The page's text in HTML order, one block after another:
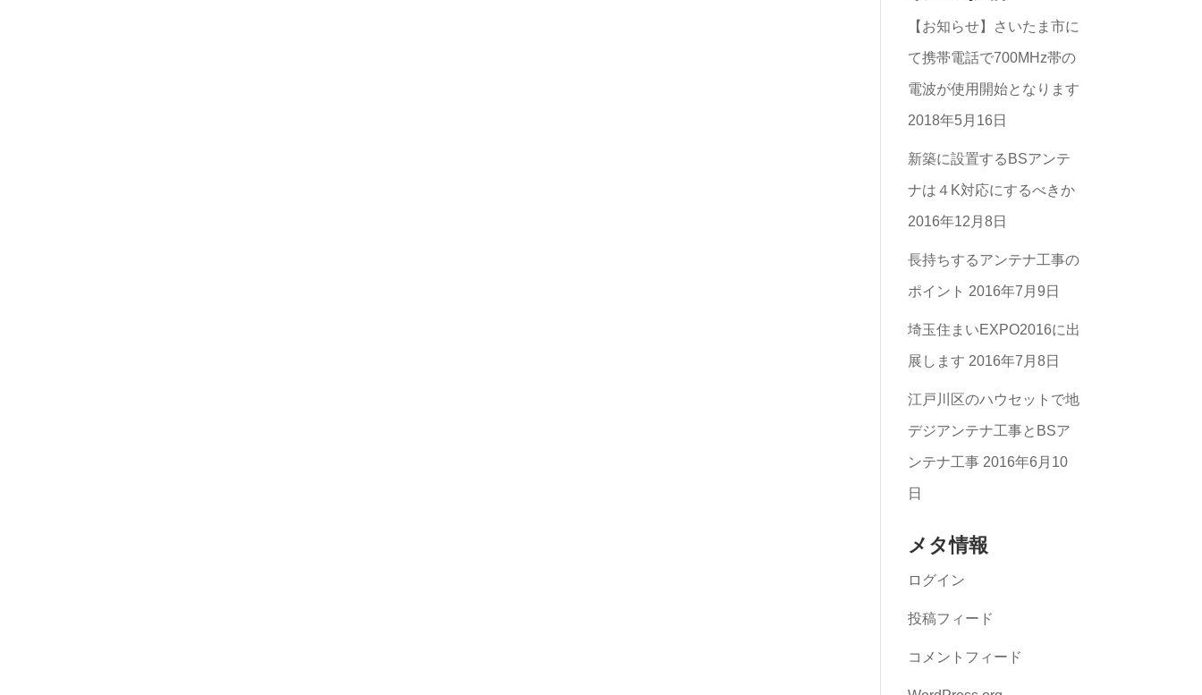
カ
テ
ゴ
リ
ー
一
覧
【お知らせ】さいたま市に
て携帯電話で700MHz帯の
電波が使用開始となります
2018年5月16日
新築に設置するBSアンテ
ナは４K対応にするべきか
2016年12月8日
長持ちするアンテナ工事の
ポイント 2016年7月9日
埼玉住まいEXPO2016に出
展します 2016年7月8日
江戸川区のハウセットで地
デジアンテナ工事とBSア
ンテナ工事 2016年6月10
日
メタ情報
ログイン
投稿フィード
コメントフィード